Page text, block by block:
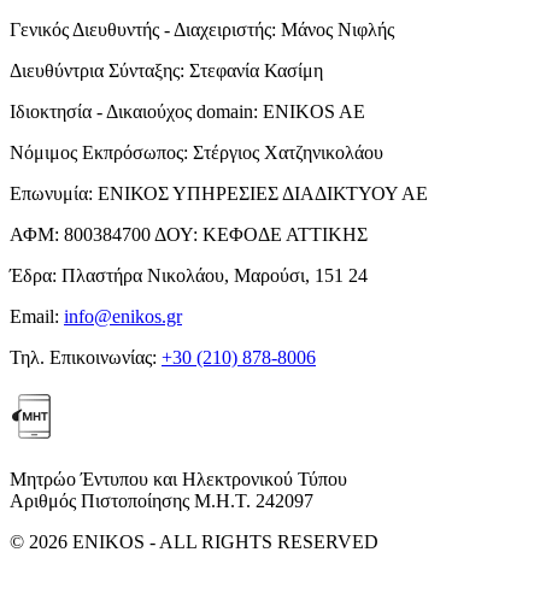
Γενικός Διευθυντής - Διαχειριστής: Μάνος Νιφλής
Διευθύντρια Σύνταξης: Στεφανία Κασίμη
Ιδιοκτησία - Δικαιούχος domain: ENIKOS AE
Νόμιμος Εκπρόσωπος: Στέργιος Χατζηνικολάου
Επωνυμία: ΕΝΙΚΟΣ ΥΠΗΡΕΣΙΕΣ ΔΙΑΔΙΚΤΥΟΥ ΑΕ
ΑΦΜ: 800384700 ΔΟΥ: ΚΕΦΟΔΕ ΑΤΤΙΚΗΣ
Έδρα: Πλαστήρα Νικολάου, Μαρούσι, 151 24
Email: info@enikos.gr
Τηλ. Επικοινωνίας: +30 (210) 878-8006
Μητρώο Έντυπου και Ηλεκτρονικού Τύπου
Αριθμός Πιστοποίησης Μ.Η.Τ. 242097
© 2026 ENIKOS - ALL RIGHTS RESERVED